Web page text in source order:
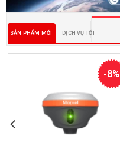
SẢN PHẨM MỚI DỊCH VỤ TỐT
-8%